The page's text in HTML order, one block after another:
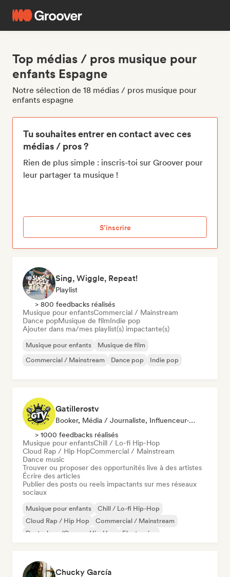
Top médias / pros musique pour
enfants Espagne
Notre sélection de 18 médias / pros musique pour
enfants espagne
Tu souhaites entrer en contact avec ces
médias / pros ?
Rien de plus simple : inscris-toi sur Groover pour
leur partager ta musique !
S’inscrire
Sing, Wiggle, Repeat!
Playlist
> 800 feedbacks réalisés
Musique pour enfantsCommercial / Mainstream
Dance popMusique de filmIndie pop
Ajouter dans ma/mes playlist(s) impactante(s)
Musique pour enfants
Musique de film
Commercial / Mainstream
Dance pop Indie pop
Gatillerostv
Booker, Média / Journaliste, Influenceur·euse Sur Les Réseaux Sociaux
> 1000 feedbacks réalisés
Musique pour enfantsChill / Lo-fi Hip-Hop
Cloud Rap / Hip HopCommercial / Mainstream
Dance music
Trouver ou proposer des opportunités live à des artistes
Écrire des articles
Publier des posts ou reels impactants sur mes réseaux
sociaux
Musique pour enfants
Chill / Lo-fi Hip-Hop
Cloud Rap / Hip Hop
Commercial / Mainstream
Deutschrap/German Hip-Hop
Electronica
Chucky García